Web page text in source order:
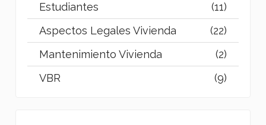
Estudiantes
(11)
Aspectos Legales Vivienda
(22)
Mantenimiento Vivienda
(2)
VBR
(9)